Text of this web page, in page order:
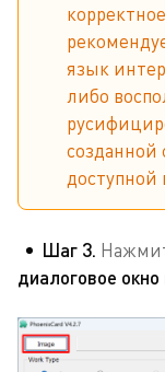
язык
либо
созданной
доступной
Шаг 3.
диалоговое